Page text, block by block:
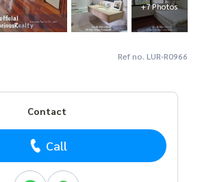
+7 Photos
Ref no. LUR-R0966
Contact
Call